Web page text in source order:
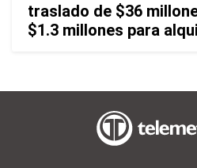
traslado de $36
$1.3 millones para